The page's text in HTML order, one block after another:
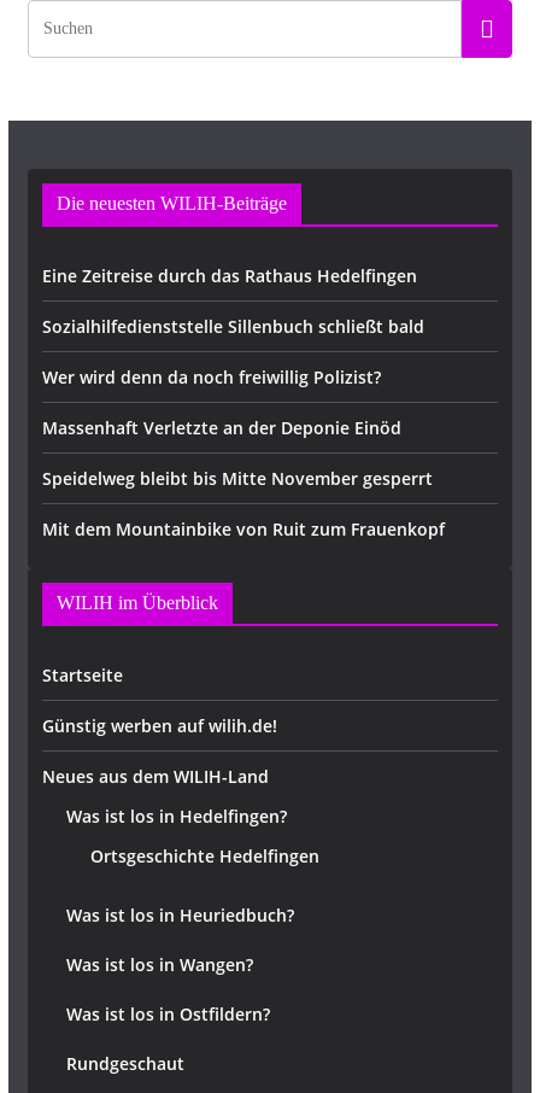
Die neuesten WILIH-Beiträge
Eine Zeitreise durch das Rathaus Hedelfingen
Sozialhilfedienststelle Sillenbuch schließt bald
Wer wird denn da noch freiwillig Polizist?
Massenhaft Verletzte an der Deponie Einöd
Speidelweg bleibt bis Mitte November gesperrt
Mit dem Mountainbike von Ruit zum Frauenkopf
WILIH im Überblick
Startseite
Günstig werben auf wilih.de!
Neues aus dem WILIH-Land
Was ist los in Hedelfingen?
Ortsgeschichte Hedelfingen
Was ist los in Heuriedbuch?
Was ist los in Wangen?
Was ist los in Ostfildern?
Rundgeschaut